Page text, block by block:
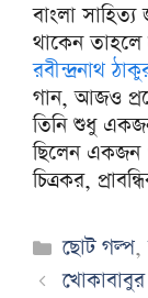
বাংলা
থাকেন
রবীন্দ্রনাথ
গান, আজও
তিনি শুধু
ছিলেন একজন
চিত্রকর,
ছোট গল্প,
খোকাবাবুর